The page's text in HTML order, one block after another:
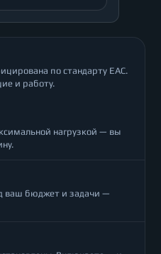
по стандарту ЕАС.
и работу.
нагрузкой — вы
ваш бюджет и задачи —